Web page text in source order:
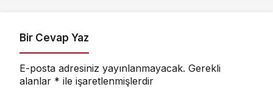
Yayında!
Bir Cevap Yaz
E-posta adresiniz yayınlanmayacak. Gerekli
alanlar * ile işaretlenmişlerdir